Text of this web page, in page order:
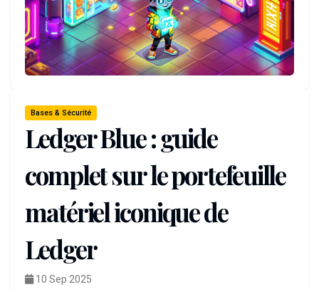
Bases & Sécurité
Ledger Blue : guide
complet sur le portefeuille
matériel iconique de
Ledger
10 Sep 2025